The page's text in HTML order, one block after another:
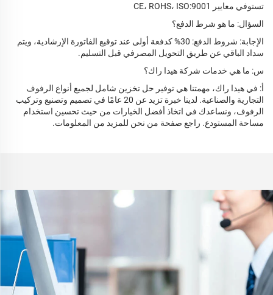
تستوفي معايير CE، ROHS، ISO:9001
السؤال: ما هو شرط الدفع؟
الإجابة: شروط الدفع: 30% كدفعة أولى عند توقيع الفاتورة الإرشادية، ويتم
سداد الباقي عن طريق التحويل المصرفي قبل التسليم.
س: ما هي خدمات شركة هيدا راك؟
أ: في هيدا راك، مهمتنا هي توفير حل تخزين شامل لجميع أنواع الرفوف
التجارية والصناعية. لدينا خبرة تزيد عن 20 عامًا في تصميم وتصنيع وتركيب
الرفوف، ونساعدك في اتخاذ أفضل الخيارات من حيث تحسين استخدام
مساحة المستودع. راجع صفحة من نحن للمزيد من المعلومات.